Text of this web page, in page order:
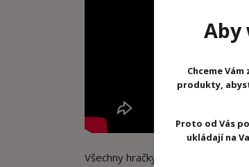
Všechny hračky Janod mají
Aby
Chceme
produkty,
Proto od Vás
ukládají na